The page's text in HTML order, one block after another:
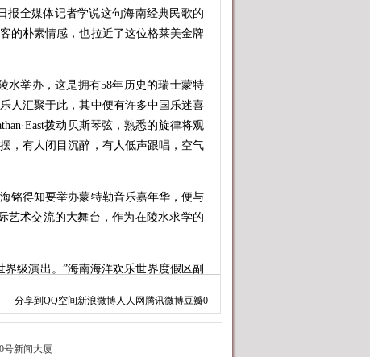
报全媒体记者学说这句海南经典民歌的
的朴素情感，也拉近了这位格莱美金牌
举办，这是拥有58年历史的瑞士蒙特
人汇聚于此，其中便有许多中国乐迷喜
拨动贝斯琴弦，熟悉的旋律将观
，有人闭目沉醉，有人低声跟唱，空气
得知要举办蒙特勒音乐嘉年华，便与
艺术交流的大舞台，作为在陵水求学的
级演出。”海南海洋欢乐世界度假区副
乐为媒”的文旅融合新思路。
分享到 QQ空间新浪微博人人网 腾讯微博豆瓣0